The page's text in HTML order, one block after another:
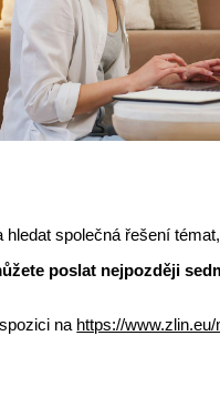
společná řešení
poslat nejpozději
na https://